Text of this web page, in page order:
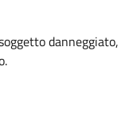
danneggiato,